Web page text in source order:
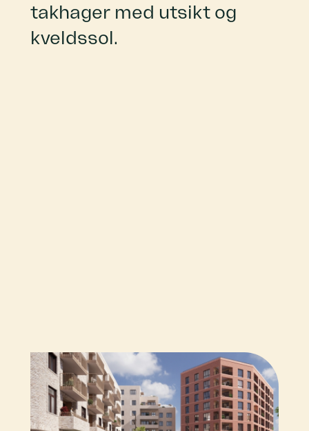
takhager med utsikt og
kveldssol.